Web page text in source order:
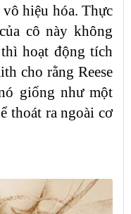
hiệu hóa. Thực
cô này không
hoạt động tích
cho rằng Reese
giống như một
thoát ra ngoài cơ